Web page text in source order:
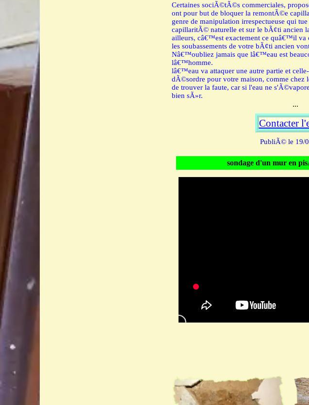
Certaines sociÃ©tÃ©s commerciales,
ont pour but de bloquer la remontÃ©e
genre de manipulation irrespectueuse qui
capillaritÃ© naturelle et sur le bÃ¢ti ancien
ailleurs, câ€™est exactement ce quâ€™il va
les soubassements de votre bÃ¢ti ancien
Nâ€™oubliez jamais que lâ€™eau est
lâ€™homme.
lâ€™eau va attaquer une autre partie et
dÃ©sordre pour votre maison, comme chez
de trouver la faute, car si l'eau ne
bien sÃ»r.
...
Contacter
PubliÃ© le 19/
sondage d'un mur en